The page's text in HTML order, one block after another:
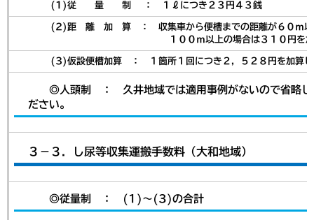
(1)従 量 制 ： １ℓにつき２３円４３銭
(2)距 離 加 算 ： 収集車から便槽までの距離が６０ｍ以上１
１００ｍ以上の場合は３１０円を加算し
(3)仮設便槽加算 ： １箇所１回につき２，５２８円を加算し
◎人頭制 ： 久井地域では適用事例がないので省略し
ださい。
３－３．し尿等収集運搬手数料（大和地域）
◎従量制 ： (1)～(3)の合計